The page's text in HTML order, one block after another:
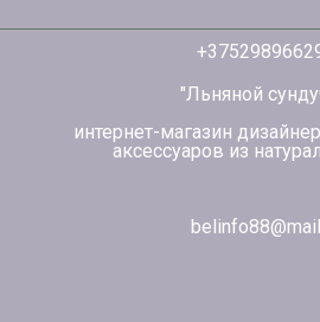
"Льняной
интернет-магазин
аксессуаров из